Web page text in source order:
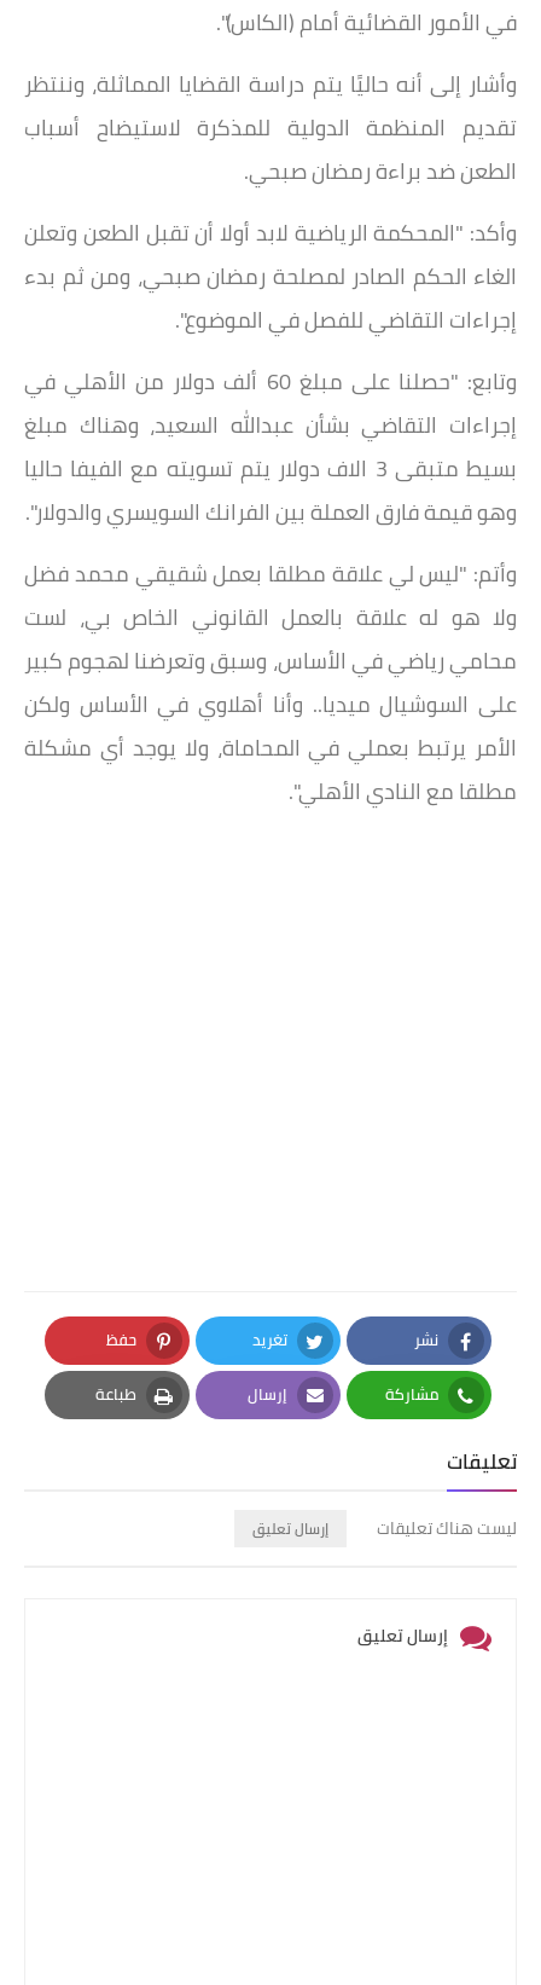
في الأمور القضائية أمام (الكاس)".
وأشار إلى أنه حاليًا يتم دراسة القضايا المماثلة، وننتظر
تقديم المنظمة الدولية للمذكرة لاستيضاح أسباب
الطعن ضد براءة رمضان صبحي.
وأكد: "المحكمة الرياضية لابد أولا أن تقبل الطعن وتعلن
الغاء الحكم الصادر لمصلحة رمضان صبحي، ومن ثم بدء
إجراءات التقاضي للفصل في الموضوع".
وتابع: "حصلنا على مبلغ 60 ألف دولار من الأهلي في
إجراءات التقاضي بشأن عبدالله السعيد، وهناك مبلغ
بسيط متبقى 3 الاف دولار يتم تسويته مع الفيفا حاليا
وهو قيمة فارق العملة بين الفرانك السويسري والدولار".
وأتم: "ليس لي علاقة مطلقا بعمل شقيقي محمد فضل
ولا هو له علاقة بالعمل القانوني الخاص بي، لست
محامي رياضي في الأساس، وسبق وتعرضنا لهجوم كبير
على السوشيال ميديا.. وأنا أهلاوي في الأساس ولكن
الأمر يرتبط بعملي في المحاماة، ولا يوجد أي مشكلة
مطلقا مع النادي الأهلي".
نشر
Facebook
تغريد
Twitter
حفظ
Pinterest
مشاركة
Whatsapp
إرسال
Email
طباعة
Print
تعليقات
ليست هناك تعليقات إرسال تعليق
إرسال تعليق